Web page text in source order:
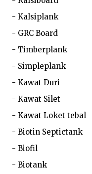
- Kalsiplank
- GRC Board
- Timberplank
- Simpleplank
- Kawat Duri
- Kawat Silet
- Kawat Loket tebal
- Biotin Septictank
- Biofil
- Biotank